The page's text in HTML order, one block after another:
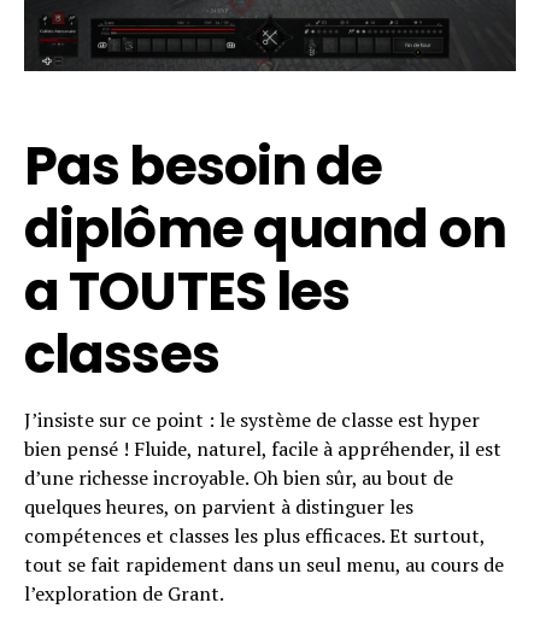
Pas besoin de
diplôme quand on
a TOUTES les
classes
J’insiste sur ce point : le système de classe est hyper
bien pensé ! Fluide, naturel, facile à appréhender, il est
d’une richesse incroyable. Oh bien sûr, au bout de
quelques heures, on parvient à distinguer les
compétences et classes les plus efficaces. Et surtout,
tout se fait rapidement dans un seul menu, au cours de
l’exploration de Grant.
Flipboard
Reddit
Pinterest
Whatsapp
Email